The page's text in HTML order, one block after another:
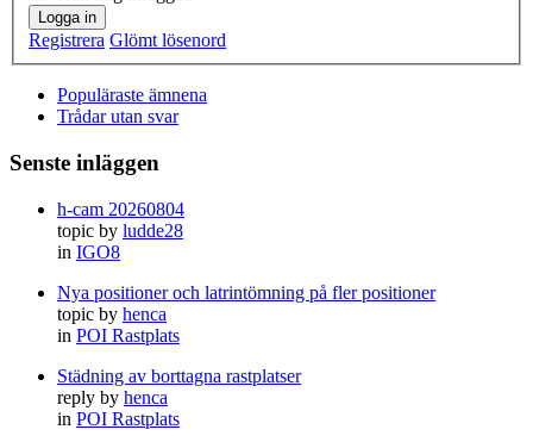
Logga in
Registrera Glömt lösenord
Populäraste ämnena
Trådar utan svar
Senste inläggen
h-cam 20260804
topic by ludde28
in IGO8
Nya positioner och latrintömning på fler positioner
topic by henca
in POI Rastplats
Städning av borttagna rastplatser
reply by henca
in POI Rastplats